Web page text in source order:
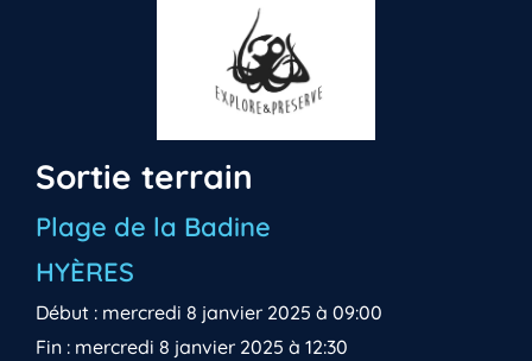
Sortie terrain
Plage de la Badine
HYÈRES
Début : mercredi 8 janvier 2025 à 09:00
Fin : mercredi 8 janvier 2025 à 12:30